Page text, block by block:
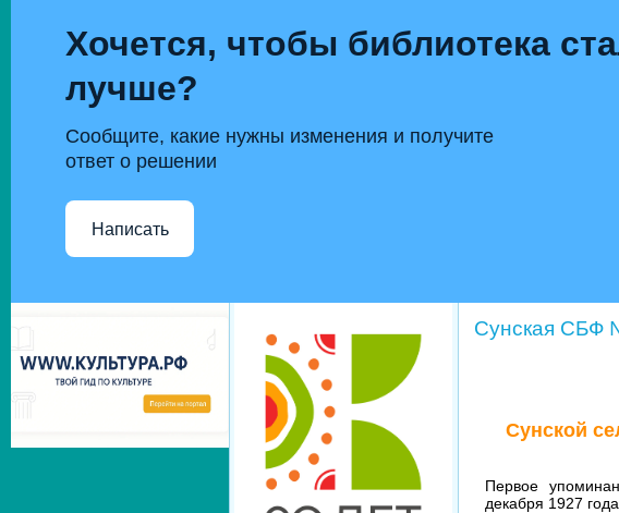
Хочется, чтобы библиотека
лучше?
Сообщите, какие нужны изменения и получите
ответ о решении
Написать
Сунская СБФ
Сунской
Первое
декабря 1927 года.